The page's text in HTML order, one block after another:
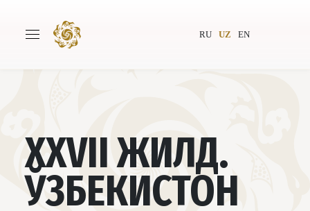
RU UZ EN
Муаллифлар Бутунжаҳон жамияти
Нашриёт Янгиликлар
XXVII ЖИЛД.
ЎЗБЕКИСТОН